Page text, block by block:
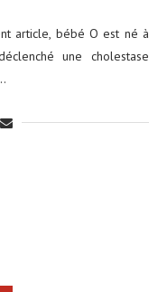
article, bébé O est né à
une cholestase